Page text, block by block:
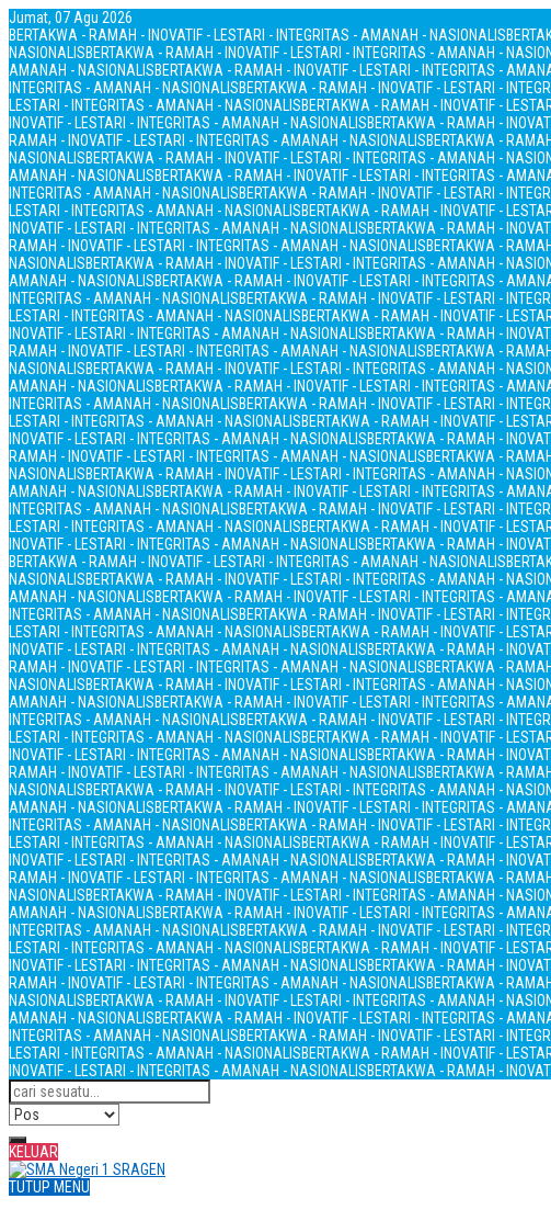
Jumat, 07 Agu 2026
BERTAKWA - RAMAH - INOVATIF - LESTARI - INTEGRITAS - AMANAH - NASIONALIS
NASIONALISBERTAKWA - RAMAH - INOVATIF - LESTARI - INTEGRITAS - AMANAH -
AMANAH - NASIONALISBERTAKWA - RAMAH - INOVATIF - LESTARI - INTEGRITAS -
INTEGRITAS - AMANAH - NASIONALISBERTAKWA - RAMAH - INOVATIF - LESTARI -
LESTARI - INTEGRITAS - AMANAH - NASIONALISBERTAKWA - RAMAH - INOVATIF -
INOVATIF - LESTARI - INTEGRITAS - AMANAH - NASIONALISBERTAKWA - RAMAH -
RAMAH - INOVATIF - LESTARI - INTEGRITAS - AMANAH - NASIONALISBERTAKWA -
NASIONALISBERTAKWA - RAMAH - INOVATIF - LESTARI - INTEGRITAS - AMANAH -
AMANAH - NASIONALISBERTAKWA - RAMAH - INOVATIF - LESTARI - INTEGRITAS -
INTEGRITAS - AMANAH - NASIONALISBERTAKWA - RAMAH - INOVATIF - LESTARI -
LESTARI - INTEGRITAS - AMANAH - NASIONALISBERTAKWA - RAMAH - INOVATIF -
INOVATIF - LESTARI - INTEGRITAS - AMANAH - NASIONALISBERTAKWA - RAMAH -
RAMAH - INOVATIF - LESTARI - INTEGRITAS - AMANAH - NASIONALISBERTAKWA -
NASIONALISBERTAKWA - RAMAH - INOVATIF - LESTARI - INTEGRITAS - AMANAH -
AMANAH - NASIONALISBERTAKWA - RAMAH - INOVATIF - LESTARI - INTEGRITAS -
INTEGRITAS - AMANAH - NASIONALISBERTAKWA - RAMAH - INOVATIF - LESTARI -
LESTARI - INTEGRITAS - AMANAH - NASIONALISBERTAKWA - RAMAH - INOVATIF -
INOVATIF - LESTARI - INTEGRITAS - AMANAH - NASIONALISBERTAKWA - RAMAH -
RAMAH - INOVATIF - LESTARI - INTEGRITAS - AMANAH - NASIONALISBERTAKWA -
NASIONALISBERTAKWA - RAMAH - INOVATIF - LESTARI - INTEGRITAS - AMANAH -
AMANAH - NASIONALISBERTAKWA - RAMAH - INOVATIF - LESTARI - INTEGRITAS -
INTEGRITAS - AMANAH - NASIONALISBERTAKWA - RAMAH - INOVATIF - LESTARI -
LESTARI - INTEGRITAS - AMANAH - NASIONALISBERTAKWA - RAMAH - INOVATIF -
INOVATIF - LESTARI - INTEGRITAS - AMANAH - NASIONALISBERTAKWA - RAMAH -
RAMAH - INOVATIF - LESTARI - INTEGRITAS - AMANAH - NASIONALISBERTAKWA -
NASIONALISBERTAKWA - RAMAH - INOVATIF - LESTARI - INTEGRITAS - AMANAH -
AMANAH - NASIONALISBERTAKWA - RAMAH - INOVATIF - LESTARI - INTEGRITAS -
INTEGRITAS - AMANAH - NASIONALISBERTAKWA - RAMAH - INOVATIF - LESTARI -
LESTARI - INTEGRITAS - AMANAH - NASIONALISBERTAKWA - RAMAH - INOVATIF -
INOVATIF - LESTARI - INTEGRITAS - AMANAH - NASIONALISBERTAKWA - RAMAH -
BERTAKWA - RAMAH - INOVATIF - LESTARI - INTEGRITAS - AMANAH - NASIONALIS
NASIONALISBERTAKWA - RAMAH - INOVATIF - LESTARI - INTEGRITAS - AMANAH -
AMANAH - NASIONALISBERTAKWA - RAMAH - INOVATIF - LESTARI - INTEGRITAS -
INTEGRITAS - AMANAH - NASIONALISBERTAKWA - RAMAH - INOVATIF - LESTARI -
LESTARI - INTEGRITAS - AMANAH - NASIONALISBERTAKWA - RAMAH - INOVATIF -
INOVATIF - LESTARI - INTEGRITAS - AMANAH - NASIONALISBERTAKWA - RAMAH -
RAMAH - INOVATIF - LESTARI - INTEGRITAS - AMANAH - NASIONALISBERTAKWA -
NASIONALISBERTAKWA - RAMAH - INOVATIF - LESTARI - INTEGRITAS - AMANAH -
AMANAH - NASIONALISBERTAKWA - RAMAH - INOVATIF - LESTARI - INTEGRITAS -
INTEGRITAS - AMANAH - NASIONALISBERTAKWA - RAMAH - INOVATIF - LESTARI -
LESTARI - INTEGRITAS - AMANAH - NASIONALISBERTAKWA - RAMAH - INOVATIF -
INOVATIF - LESTARI - INTEGRITAS - AMANAH - NASIONALISBERTAKWA - RAMAH -
RAMAH - INOVATIF - LESTARI - INTEGRITAS - AMANAH - NASIONALISBERTAKWA -
NASIONALISBERTAKWA - RAMAH - INOVATIF - LESTARI - INTEGRITAS - AMANAH -
AMANAH - NASIONALISBERTAKWA - RAMAH - INOVATIF - LESTARI - INTEGRITAS -
INTEGRITAS - AMANAH - NASIONALISBERTAKWA - RAMAH - INOVATIF - LESTARI -
LESTARI - INTEGRITAS - AMANAH - NASIONALISBERTAKWA - RAMAH - INOVATIF -
INOVATIF - LESTARI - INTEGRITAS - AMANAH - NASIONALISBERTAKWA - RAMAH -
RAMAH - INOVATIF - LESTARI - INTEGRITAS - AMANAH - NASIONALISBERTAKWA -
NASIONALISBERTAKWA - RAMAH - INOVATIF - LESTARI - INTEGRITAS - AMANAH -
AMANAH - NASIONALISBERTAKWA - RAMAH - INOVATIF - LESTARI - INTEGRITAS -
INTEGRITAS - AMANAH - NASIONALISBERTAKWA - RAMAH - INOVATIF - LESTARI -
LESTARI - INTEGRITAS - AMANAH - NASIONALISBERTAKWA - RAMAH - INOVATIF -
INOVATIF - LESTARI - INTEGRITAS - AMANAH - NASIONALISBERTAKWA - RAMAH -
RAMAH - INOVATIF - LESTARI - INTEGRITAS - AMANAH - NASIONALISBERTAKWA -
NASIONALISBERTAKWA - RAMAH - INOVATIF - LESTARI - INTEGRITAS - AMANAH -
AMANAH - NASIONALISBERTAKWA - RAMAH - INOVATIF - LESTARI - INTEGRITAS -
INTEGRITAS - AMANAH - NASIONALISBERTAKWA - RAMAH - INOVATIF - LESTARI -
LESTARI - INTEGRITAS - AMANAH - NASIONALISBERTAKWA - RAMAH - INOVATIF -
INOVATIF - LESTARI - INTEGRITAS - AMANAH - NASIONALISBERTAKWA - RAMAH -
KELUAR
TUTUP MENU